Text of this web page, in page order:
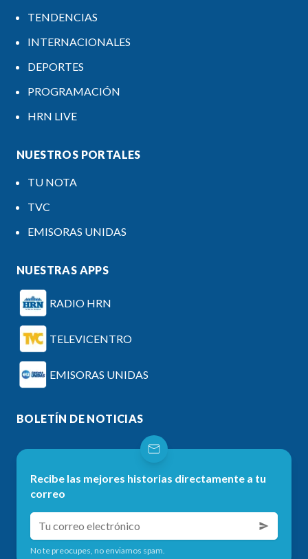
TENDENCIAS
INTERNACIONALES
DEPORTES
PROGRAMACIÓN
HRN LIVE
NUESTROS PORTALES
TU NOTA
TVC
EMISORAS UNIDAS
NUESTRAS APPS
RADIO HRN
TELEVICENTRO
EMISORAS UNIDAS
BOLETÍN DE NOTICIAS
Recibe las mejores historias directamente a tu
correo
No te preocupes, no enviamos spam.